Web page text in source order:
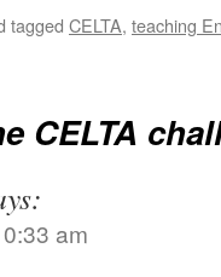
tagged CELTA, teaching
CELTA
am